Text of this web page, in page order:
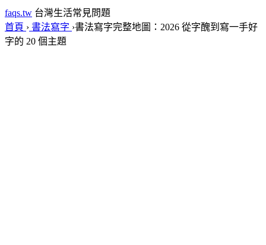
faqs.tw 台灣生活常見問題
首頁 › 書法寫字 ›書法寫字完整地圖：2026 從字醜到寫一手好
字的 20 個主題